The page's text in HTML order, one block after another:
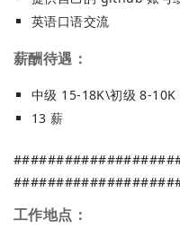
英语口语交流
薪酬待遇：
中级 15-18K\初级 8-10K
13 薪
工作地点：